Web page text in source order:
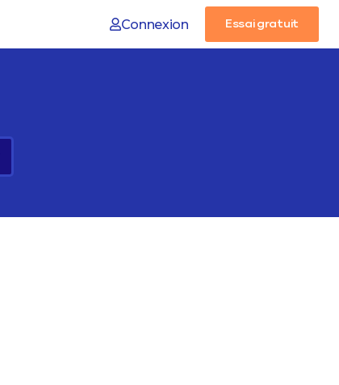
Connexion Essai gratuit